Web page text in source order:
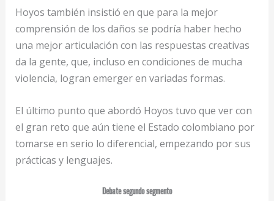
Hoyos también insistió en que para la mejor
comprensión de los daños se podría haber hecho
una mejor articulación con las respuestas creativas
da la gente, que, incluso en condiciones de mucha
violencia, logran emerger en variadas formas.
El último punto que abordó Hoyos tuvo que ver con
el gran reto que aún tiene el Estado colombiano por
tomarse en serio lo diferencial, empezando por sus
prácticas y lenguajes.
Debate segundo segmento